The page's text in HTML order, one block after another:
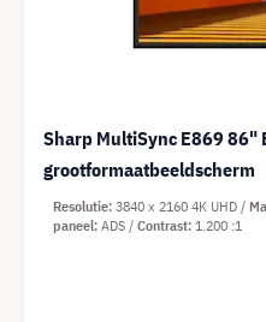
Sharp MultiSync E869 86"
grootformaatbeeldscherm
Resolutie 3840 x 2160 4K UHD
paneel ADS Contrast 1.200 :1